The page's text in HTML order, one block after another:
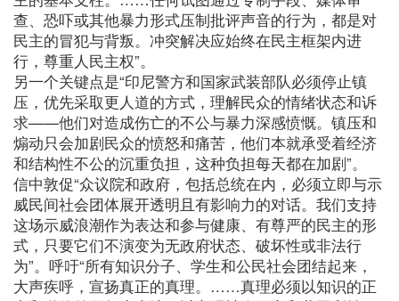
查、恐吓或其他暴力形式压制批评声音的行为，都是对
民主的冒犯与背叛。冲突解决应始终在民主框架内进
行，尊重人民主权”。
另一个关键点是“印尼警方和国家武装部队必须停止镇
压，优先采取更人道的方式，理解民众的情绪状态和诉
求——他们对造成伤亡的不公与暴力深感愤慨。镇压和
煽动只会加剧民众的愤怒和痛苦，他们本就承受着经济
和结构性不公的沉重负担，这种负担每天都在加剧”。
信中敦促“众议院和政府，包括总统在内，必须立即与示
威民间社会团体展开透明且有影响力的对话。我们支持
这场示威浪潮作为表达和参与健康、有尊严的民主的形
式，只要它们不演变为无政府状态、破坏性或非法行
为”。呼吁“所有知识分子、学生和公民社会团结起来，
大声疾呼，宣扬真正的真理。……真理必须以知识的正